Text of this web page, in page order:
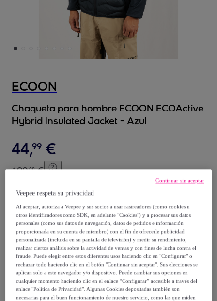
ECOON
Chaqueta para hombre ECOON ECOActive
Hybrid Insulated Jacket - Azul
44,99 €
199,00 €
Vendido porDiseño de producto tecnico
Entrega
Entrega desde6,05 €
Gratis desde 66,55 € de compra
Veepee respeta su privacidad
Al aceptar, autoriza a Veepee y sus socios a usar rastreadores (como cookies u
otros identificadores como SDK, en adelante "Cookies") y a procesar sus datos
personales (como sus datos de navegación, datos de pedidos e información
proporcionada en su cuenta de miembro) con el fin de ofrecerle publicidad
personalizada (incluida en su pantalla de televisión) y medir su rendimiento,
realizar ciertos análisis sobre la actividad de ventas y con fines de lucha contra el
fraude. Puede elegir entre estos diferentes usos haciendo clic en "Configurar" o
rechazar todo haciendo clic en el botón "Continuar sin aceptar". Sus elecciones se
aplican solo a este navegador y/o dispositivo. Puede cambiar sus opciones en
cualquier momento haciendo clic en el enlace “Configurar” accesible a través del
enlace "Política de Privacidad". Algunas Cookies depositadas también son
necesarias para el buen funcionamiento de nuestro servicio, como las que miden
Continuar sin aceptar